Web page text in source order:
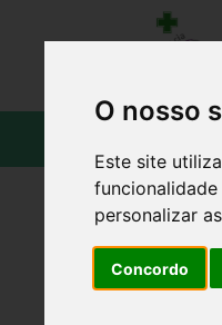
O nosso
Este site
personalizar
Concordo